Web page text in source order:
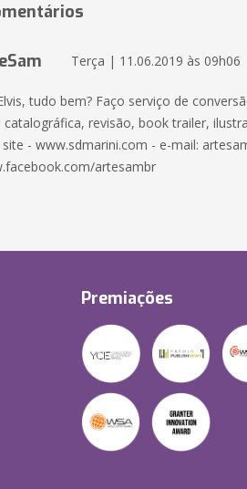
Terça | 11.06.2019 às 09h06
tudo bem? Faço serviço de
catalográfica, revisão, book trailer,
- www.sdmarini.com - e-mail:
artesambr
Premiações